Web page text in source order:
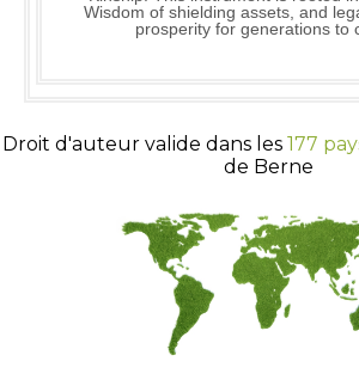
Wisdom of shielding assets, and
prosperity for generations to
Droit d'auteur valide dans les 177
de Berne